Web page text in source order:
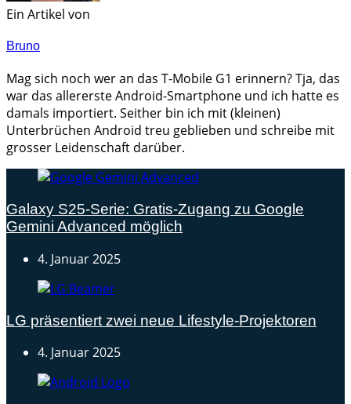
Ein Artikel von
Bruno
Mag sich noch wer an das T-Mobile G1 erinnern? Tja, das
war das allererste Android-Smartphone und ich hatte es
damals importiert. Seither bin ich mit (kleinen)
Unterbrüchen Android treu geblieben und schreibe mit
grosser Leidenschaft darüber.
Galaxy S25-Serie: Gratis-Zugang zu Google
Gemini Advanced möglich
4. Januar 2025
LG präsentiert zwei neue Lifestyle-Projektoren
4. Januar 2025